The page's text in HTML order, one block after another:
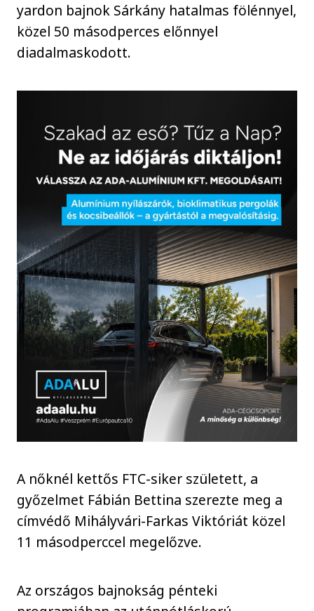
yardon bajnok Sárkány hatalmas fölénnyel,
közel 50 másodperces előnnyel
diadalmaskodott.
A nőknél kettős FTC-siker született, a
győzelmet Fábián Bettina szerezte meg a
címvédő Mihályvári-Farkas Viktóriát közel
11 másodperccel megelőzve.
Az országos bajnokság pénteki